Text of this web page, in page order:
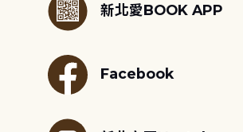
新北愛BOOK APP
Facebook